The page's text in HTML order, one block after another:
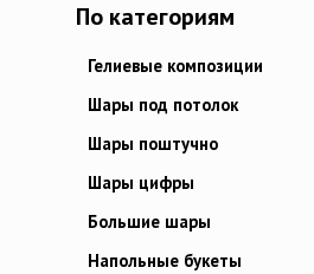
По категориям
Гелиевые композиции
Шары под потолок
Шары поштучно
Шары цифры
Большие шары
Напольные букеты